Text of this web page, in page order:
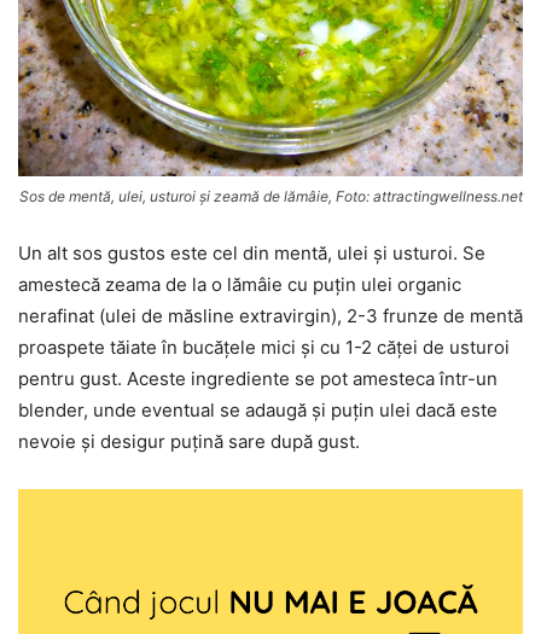
Sos de mentă, ulei, usturoi și zeamă de lămâie, Foto: attractingwellness.net
Un alt sos gustos este cel din mentă, ulei și usturoi. Se
amestecă zeama de la o lămâie cu puțin ulei organic
nerafinat (ulei de măsline extravirgin), 2-3 frunze de mentă
proaspete tăiate în bucățele mici și cu 1-2 căței de usturoi
pentru gust. Aceste ingrediente se pot amesteca într-un
blender, unde eventual se adaugă și puțin ulei dacă este
nevoie și desigur puțină sare după gust.